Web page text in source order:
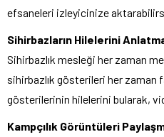
efsaneleri izleyicinize
Sihirbazların Hilelerini
Sihirbazlık mesleği her zaman
sihirbazlık gösterileri her zaman
gösterilerinin hilelerini bularak,
Kampçılık Görüntüleri